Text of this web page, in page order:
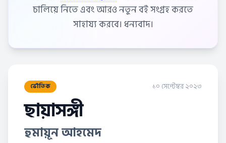
চালিয়ে নিতে এবং আরও নতুন বই সংগ্রহ করতে
সাহায্য করবে। ধন্যবাদ।
ভৌতিক ১০ সেপ্টেম্বর ২০২৩
ছায়াসঙ্গী
হুমায়ূন আহমেদ